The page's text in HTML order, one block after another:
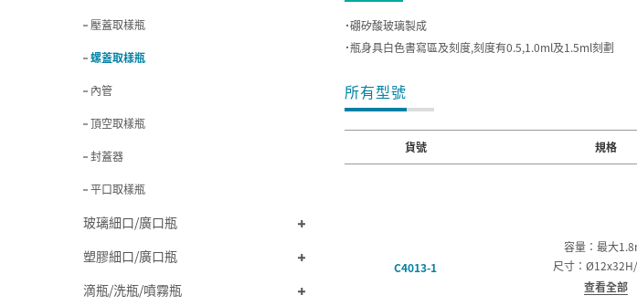
壓蓋取樣瓶
螺蓋取樣瓶
內管
頂空取樣瓶
封蓋器
平口取樣瓶
玻璃細口/廣口瓶
塑膠細口/廣口瓶
滴瓶/洗瓶/噴霧瓶
˙硼矽酸玻璃製成
˙瓶身具白色書寫區及刻度,刻度有0.5,1.0ml及1.5ml刻劃
所有型號
貨號 規格
C4013-1
容量：最大
尺寸：
查看全部